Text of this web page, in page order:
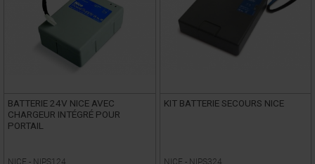
BATTERIE 24V NICE AVEC
CHARGEUR INTÉGRÉ POUR
PORTAIL
NICE - NIPS124
KIT BATTERIE SECOURS NICE
NICE - NIPS324